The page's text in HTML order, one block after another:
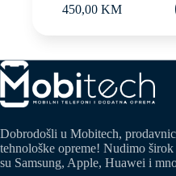
450,00 KM
Dobrodošli u Mobitech,
tehnološke opreme! Nudimo
su Samsung, Apple, Huawei i